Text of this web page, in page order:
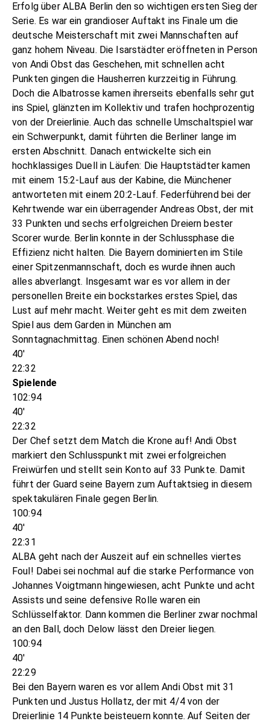
Erfolg über ALBA Berlin den so wichtigen ersten Sieg der
Serie. Es war ein grandioser Auftakt ins Finale um die
deutsche Meisterschaft mit zwei Mannschaften auf
ganz hohem Niveau. Die Isarstädter eröffneten in Person
von Andi Obst das Geschehen, mit schnellen acht
Punkten gingen die Hausherren kurzzeitig in Führung.
Doch die Albatrosse kamen ihrerseits ebenfalls sehr gut
ins Spiel, glänzten im Kollektiv und trafen hochprozentig
von der Dreierlinie. Auch das schnelle Umschaltspiel war
ein Schwerpunkt, damit führten die Berliner lange im
ersten Abschnitt. Danach entwickelte sich ein
hochklassiges Duell in Läufen: Die Hauptstädter kamen
mit einem 15:2-Lauf aus der Kabine, die Münchener
antworteten mit einem 20:2-Lauf. Federführend bei der
Kehrtwende war ein überragender Andreas Obst, der mit
33 Punkten und sechs erfolgreichen Dreiern bester
Scorer wurde. Berlin konnte in der Schlussphase die
Effizienz nicht halten. Die Bayern dominierten im Stile
einer Spitzenmannschaft, doch es wurde ihnen auch
alles abverlangt. Insgesamt war es vor allem in der
personellen Breite ein bockstarkes erstes Spiel, das
Lust auf mehr macht. Weiter geht es mit dem zweiten
Spiel aus dem Garden in München am
Sonntagnachmittag. Einen schönen Abend noch!
40'
22:32
Spielende
102:94
40'
22:32
Der Chef setzt dem Match die Krone auf! Andi Obst
markiert den Schlusspunkt mit zwei erfolgreichen
Freiwürfen und stellt sein Konto auf 33 Punkte. Damit
führt der Guard seine Bayern zum Auftaktsieg in diesem
spektakulären Finale gegen Berlin.
100:94
40'
22:31
ALBA geht nach der Auszeit auf ein schnelles viertes
Foul! Dabei sei nochmal auf die starke Performance von
Johannes Voigtmann hingewiesen, acht Punkte und acht
Assists und seine defensive Rolle waren ein
Schlüsselfaktor. Dann kommen die Berliner zwar nochmal
an den Ball, doch Delow lässt den Dreier liegen.
100:94
40'
22:29
Bei den Bayern waren es vor allem Andi Obst mit 31
Punkten und Justus Hollatz, der mit 4/4 von der
Dreierlinie 14 Punkte beisteuern konnte. Auf Seiten der